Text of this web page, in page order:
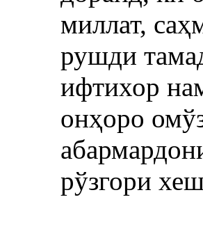
миллат,
рушди
ифтихор
онҳоро
рўзгори